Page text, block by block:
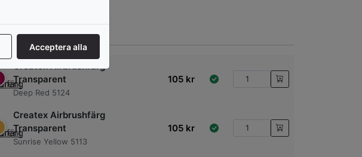
Transparent
Deep Red 5124
105 kr
Createx Airbrushfärg
Transparent
Sunrise Yellow 5113
105 kr
Acceptera alla